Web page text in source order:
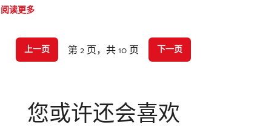
阅读更多
上一页 第 2 页，共 10 页 下一页
您或许还会喜欢